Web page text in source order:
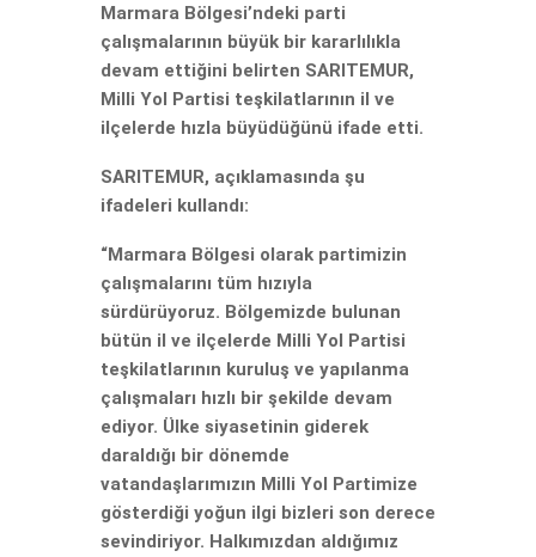
Marmara Bölgesi’ndeki parti
çalışmalarının büyük bir kararlılıkla
devam ettiğini belirten SARITEMUR,
Milli Yol Partisi teşkilatlarının il ve
ilçelerde hızla büyüdüğünü ifade etti.
SARITEMUR, açıklamasında şu
ifadeleri kullandı:
“Marmara Bölgesi olarak partimizin
çalışmalarını tüm hızıyla
sürdürüyoruz. Bölgemizde bulunan
bütün il ve ilçelerde Milli Yol Partisi
teşkilatlarının kuruluş ve yapılanma
çalışmaları hızlı bir şekilde devam
ediyor. Ülke siyasetinin giderek
daraldığı bir dönemde
vatandaşlarımızın Milli Yol Partimize
gösterdiği yoğun ilgi bizleri son derece
sevindiriyor. Halkımızdan aldığımız